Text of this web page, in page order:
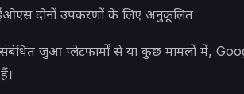
दोनों उपकरणों के लिए अनुकूलित
जुआ प्लेटफार्मों से या कुछ मामलों में,